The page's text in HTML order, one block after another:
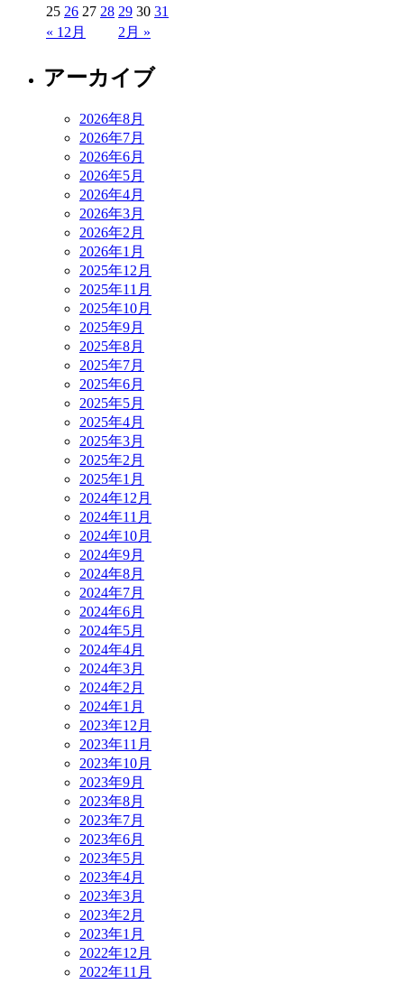
« 12月 2月 »
25 26 27 28 29 30 31
アーカイブ
2026年8月
2026年7月
2026年6月
2026年5月
2026年4月
2026年3月
2026年2月
2026年1月
2025年12月
2025年11月
2025年10月
2025年9月
2025年8月
2025年7月
2025年6月
2025年5月
2025年4月
2025年3月
2025年2月
2025年1月
2024年12月
2024年11月
2024年10月
2024年9月
2024年8月
2024年7月
2024年6月
2024年5月
2024年4月
2024年3月
2024年2月
2024年1月
2023年12月
2023年11月
2023年10月
2023年9月
2023年8月
2023年7月
2023年6月
2023年5月
2023年4月
2023年3月
2023年2月
2023年1月
2022年12月
2022年11月